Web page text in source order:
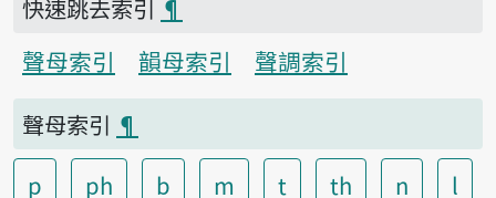
快速跳去索引 ¶
聲母索引
韻母索引
聲調索引
聲母索引 ¶
p
ph b m t th n
l